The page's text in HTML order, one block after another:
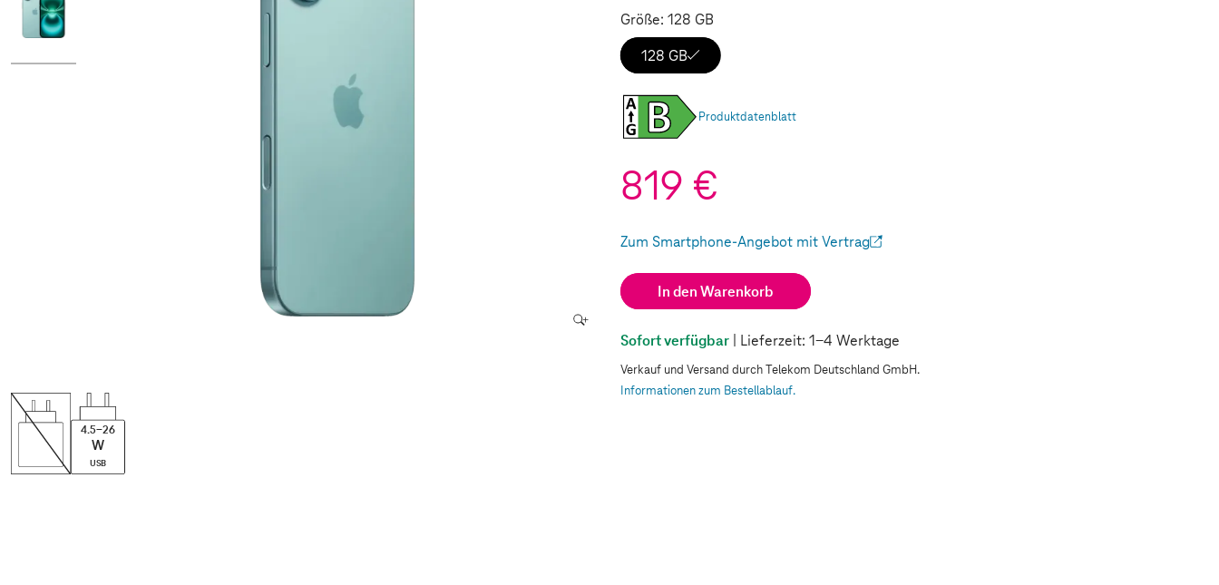
Größe: 128 GB
128 GB
Produktdatenblatt
819 €
Zum Smartphone-Angebot mit Vertrag
(Wird in einem neuen Tab geöffnet)
In den Warenkorb
Sofort verfügbar | Lieferzeit: 1-4 Werktage
Verkauf und Versand durch Telekom Deutschland GmbH.
Informationen zum Bestellablauf.
W
USB
4.5-26